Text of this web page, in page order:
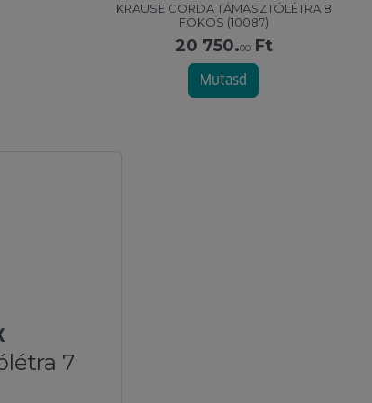
KRAUSE CORDA TÁMASZTÓLÉTRA 8
FOKOS (10087)
20 750.00Ft
Mutasd
7